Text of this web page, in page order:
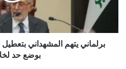
ويطالب
حد
لخلافاتهبرلماني يتهم المشهداني
بوضع حد